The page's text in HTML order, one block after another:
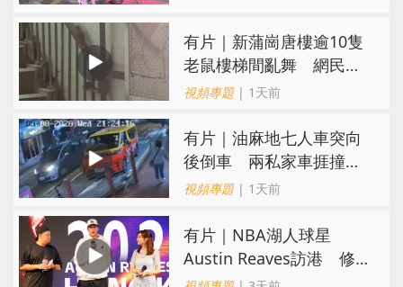
有片｜新蒲崗唐樓逾10隻
老鼠樓梯間亂舞 網民嚇
親：每次經過都要好大勇
視頻專題| 1天前
有片｜油麻地七人車突向
後倒車 兩私家車捱撞
司機不顧而去
視頻專題| 1天前
有片｜NBA湖人球星
Austin Reaves訪港 修
頓與青少年交流球技